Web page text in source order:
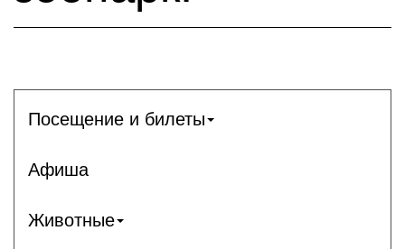
Посещение и билеты
Афиша
Животные